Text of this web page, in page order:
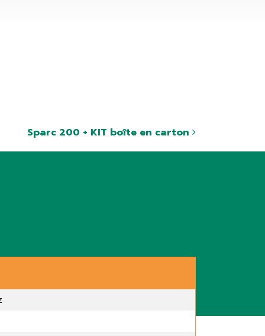
Sparc 200 + KIT boîte en carton